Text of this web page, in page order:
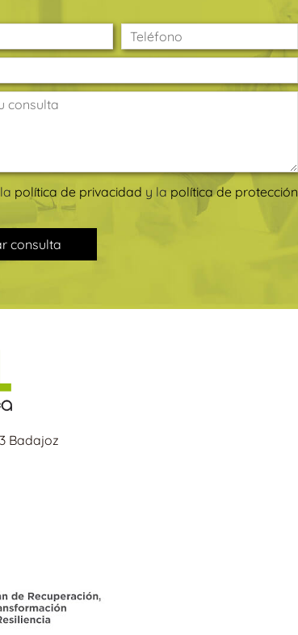
política de privacidad y la política de protección
consulta
Badajoz